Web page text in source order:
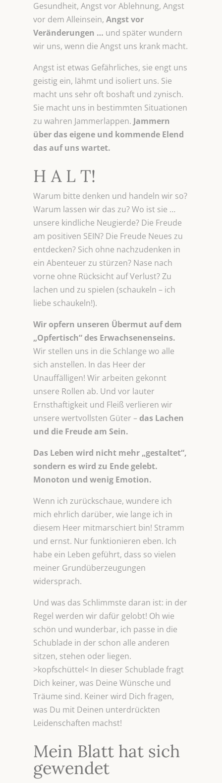
Gesundheit, Angst vor Ablehnung, Angst
vor dem Alleinsein, Angst vor
Veränderungen … und später wundern
wir uns, wenn die Angst uns krank macht.
Angst ist etwas Gefährliches, sie engt uns
geistig ein, lähmt und isoliert uns. Sie
macht uns sehr oft boshaft und zynisch.
Sie macht uns in bestimmten Situationen
zu wahren Jammerlappen. Jammern
über das eigene und kommende Elend
das auf uns wartet.
H A L T!
Warum bitte denken und handeln wir so?
Warum lassen wir das zu? Wo ist sie …
unsere kindliche Neugierde? Die Freude
am positiven SEIN? Die Freude Neues zu
entdecken? Sich ohne nachzudenken in
ein Abenteuer zu stürzen? Nase nach
vorne ohne Rücksicht auf Verlust? Zu
lachen und zu spielen (schaukeln – ich
liebe schaukeln!).
Wir opfern unseren Übermut auf dem
„Opfertisch“ des Erwachsenenseins.
Wir stellen uns in die Schlange wo alle
sich anstellen. In das Heer der
Unauffälligen! Wir arbeiten gekonnt
unsere Rollen ab. Und vor lauter
Ernsthaftigkeit und Fleiß verlieren wir
unsere wertvollsten Güter –das Lachen
und die Freude am Sein.
Das Leben wird nicht mehr „gestaltet“,
sondern es wird zu Ende gelebt.
Monoton und wenig Emotion.
Wenn ich zurückschaue, wundere ich
mich ehrlich darüber, wie lange ich in
diesem Heer mitmarschiert bin! Stramm
und ernst. Nur funktionieren eben. Ich
habe ein Leben geführt, dass so vielen
meiner Grundüberzeugungen
widersprach.
Und was das Schlimmste daran ist: in der
Regel werden wir dafür gelobt! Oh wie
schön und wunderbar, ich passe in die
Schublade in der schon alle anderen
sitzen, stehen oder liegen.
>kopfschüttel< In dieser Schublade fragt
Dich keiner, was Deine Wünsche und
Träume sind. Keiner wird Dich fragen,
was Du mit Deinen unterdrückten
Leidenschaften machst!
Mein Blatt hat sich
gewendet